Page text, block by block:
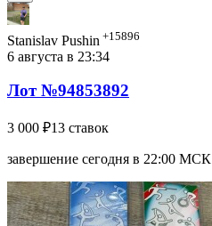
Stanislav Pushin +15896
6 августа в 23:34
Лот №94853892
3 000 ₽13 ставок
завершение сегодня в 22:00 МСК